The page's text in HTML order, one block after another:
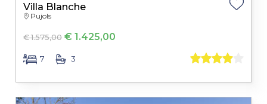
Villa Blanche
Pujols
€ 1.575,00 € 1.425,00
7 3